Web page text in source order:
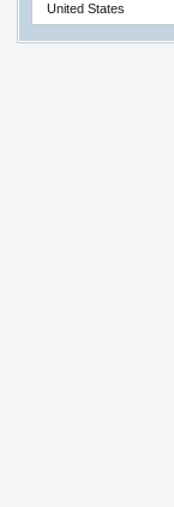
United States